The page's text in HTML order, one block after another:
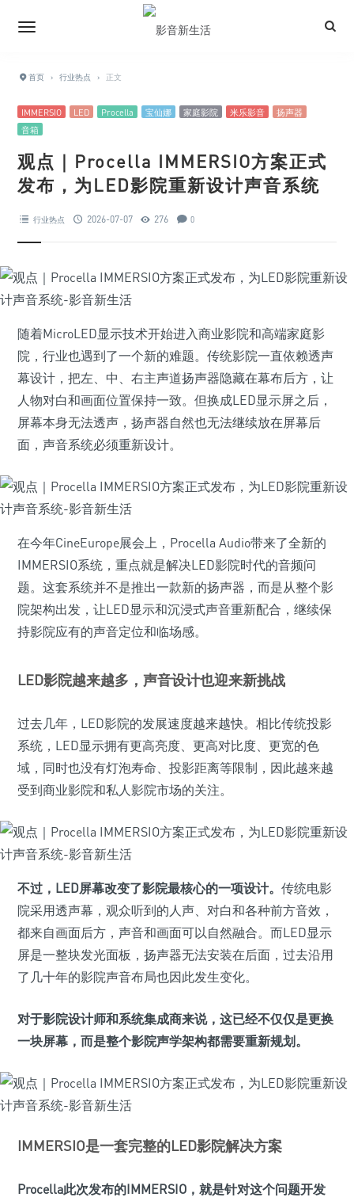
首页 › 行业热点 › 正文
IMMERSIO LED Procella 宝仙娜 家庭影院 米乐影音
扬声器
音箱
观点｜Procella IMMERSIO方案正式
发布，为LED影院重新设计声音系统
行业热点 2026-07-07 276 0
随着MicroLED显示技术开始进入商业影院和高端家庭影
院，行业也遇到了一个新的难题。传统影院一直依赖透声
幕设计，把左、中、右主声道扬声器隐藏在幕布后方，让
人物对白和画面位置保持一致。但换成LED显示屏之后，
屏幕本身无法透声，扬声器自然也无法继续放在屏幕后
面，声音系统必须重新设计。
在今年CineEurope展会上，Procella Audio带来了全新的
IMMERSIO系统，重点就是解决LED影院时代的音频问
题。这套系统并不是推出一款新的扬声器，而是从整个影
院架构出发，让LED显示和沉浸式声音重新配合，继续保
持影院应有的声音定位和临场感。
LED影院越来越多，声音设计也迎来新挑战
过去几年，LED影院的发展速度越来越快。相比传统投影
系统，LED显示拥有更高亮度、更高对比度、更宽的色
域，同时也没有灯泡寿命、投影距离等限制，因此越来越
受到商业影院和私人影院市场的关注。
不过，LED屏幕改变了影院最核心的一项设计。 传统电影
院采用透声幕，观众听到的人声、对白和各种前方音效，
都来自画面后方，声音和画面可以自然融合。而LED显示
屏是一整块发光面板，扬声器无法安装在后面，过去沿用
了几十年的影院声音布局也因此发生变化。
对于影院设计师和系统集成商来说，这已经不仅仅是更换
一块屏幕，而是整个影院声学架构都需要重新规划。
IMMERSIO是一套完整的LED影院解决方案
Procella此次发布的IMMERSIO，就是针对这个问题开发